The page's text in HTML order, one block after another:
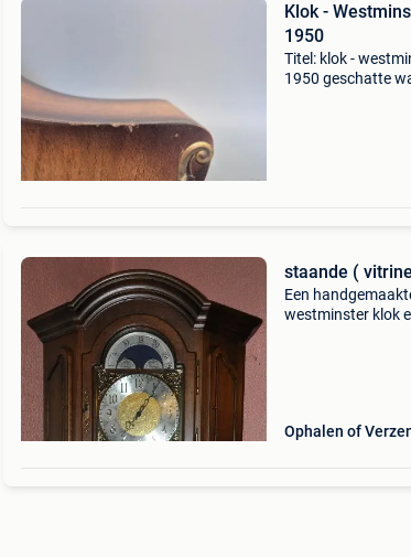
Klok -
1950
Titel: klok -
1950 geschatte
staande (
Een
westminster klok
Ophalen of